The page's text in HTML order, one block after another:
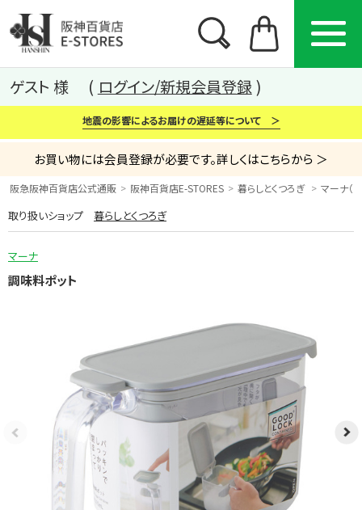
カテゴリー
から探す
ゲスト 様 ログイン/新規会員登録
地震の影響によるお届けの遅延等について ＞
お買い物には会員登録が必要です。詳しくはこちらから ＞
阪急阪神百貨店公式通販 阪神百貨店E-STORES 暮らしとくつろぎ マーナ（
取り扱いショップ 暮らしとくつろぎ
マーナ
調味料ポット